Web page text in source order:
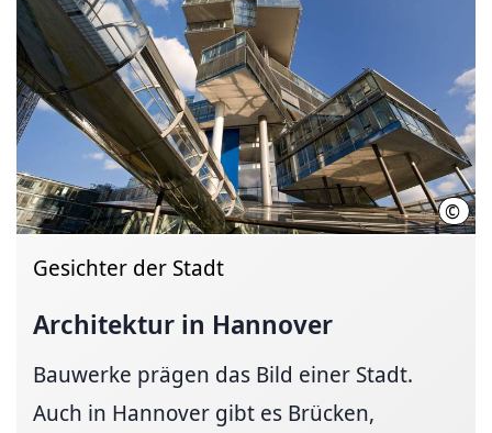
©
Gesichter der Stadt
Architektur in Hannover
Bauwerke prägen das Bild einer Stadt.
Auch in Hannover gibt es Brücken,